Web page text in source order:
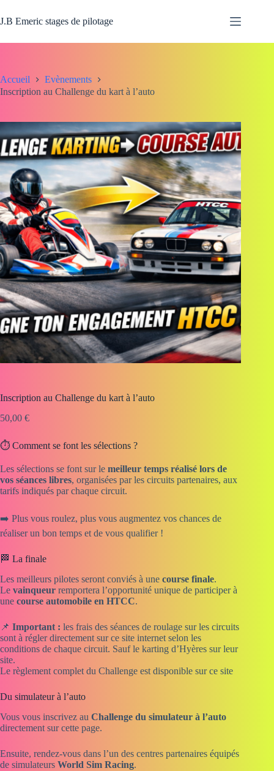
au
contenu
J.B Emeric stages de pilotage
Accueil
Evènements
Inscription au Challenge du kart à l’auto
Inscription au Challenge du kart à l’auto
50,00 €
⏱️ Comment se font les sélections ?
Les sélections se font sur le meilleur temps réalisé lors de
vos séances libres, organisées par les circuits partenaires, aux
tarifs indiqués par chaque circuit.
➡️ Plus vous roulez, plus vous augmentez vos chances de
réaliser un bon temps et de vous qualifier !
🏁 La finale
Les meilleurs pilotes seront conviés à une course finale.
Le vainqueur remportera l’opportunité unique de participer à
une course automobile en HTCC.
📌 Important : les frais des séances de roulage sur les circuits
sont à régler directement sur ce site internet selon les
conditions de chaque circuit. Sauf le karting d’Hyères sur leur
site.
Le règlement complet du Challenge est disponible sur ce site
Du simulateur à l’auto
Vous vous inscrivez au Challenge du simulateur à l’auto
directement sur cette page.
Ensuite, rendez-vous dans l’un des centres partenaires équipés
de simulateurs World Sim Racing.